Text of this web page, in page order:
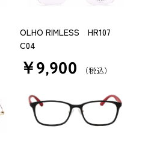
OLHO RIMLESS HR107
C04
￥9,900 （税込）